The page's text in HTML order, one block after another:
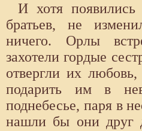
И хотя
братьев, не
ничего. Орлы
захотели гордые
отвергли их
подарить им в
поднебесье, паря в
нашли бы они друг